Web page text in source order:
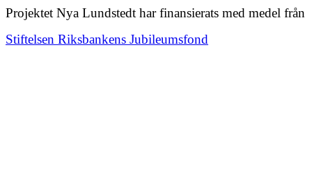
Projektet Nya Lundstedt har finansierats med medel från
Stiftelsen Riksbankens Jubileumsfond